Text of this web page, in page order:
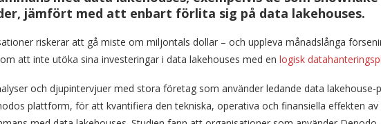
jämfört med att enbart förlita sig på data lakehouses.
riskerar att gå miste om miljontals dollar – och uppleva månadslånga
att inte utöka sina investeringar i data lakehouses med en logisk
och djupintervjuer med stora företag som använder ledande data
plattform, för att kvantifiera den tekniska, operativa och finansiella effekten